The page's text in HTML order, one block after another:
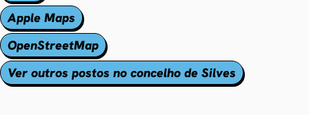
Apple Maps
OpenStreetMap
Ver outros postos no concelho de Silves